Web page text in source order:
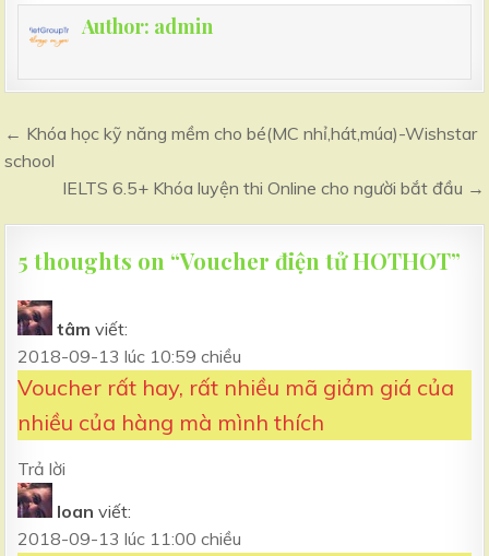
Author: admin
← Khóa học kỹ năng mềm cho bé(MC nhỉ,hát,múa)-Wishstar
school
IELTS 6.5+ Khóa luyện thi Online cho người bắt đầu →
5 thoughts on “Voucher điện tử HOTHOT”
tâm viết:
2018-09-13 lúc 10:59 chiều
Voucher rất hay, rất nhiều mã giảm giá của
nhiều của hàng mà mình thích
Trả lời
loan viết:
2018-09-13 lúc 11:00 chiều